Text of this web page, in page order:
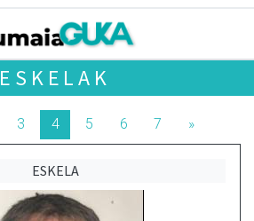
ESKELAK
3 4 5 6 7 »
ESKELA